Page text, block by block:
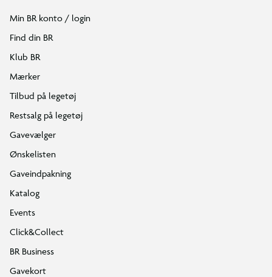
Min BR konto / login
Find din BR
Klub BR
Mærker
Tilbud på legetøj
Restsalg på legetøj
Gavevælger
Ønskelisten
Gaveindpakning
Katalog
Events
Click&Collect
BR Business
Gavekort